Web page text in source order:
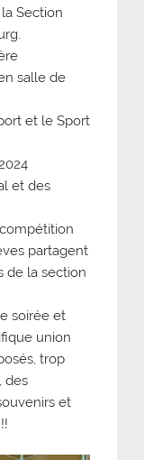
Section
salle de
et le Sport
et des
partagent
de la section
soirée et
union
trop
des
et